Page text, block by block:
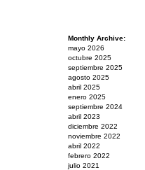
Monthly Archive:
mayo 2026
octubre 2025
septiembre 2025
agosto 2025
abril 2025
enero 2025
septiembre 2024
abril 2023
diciembre 2022
noviembre 2022
abril 2022
febrero 2022
julio 2021